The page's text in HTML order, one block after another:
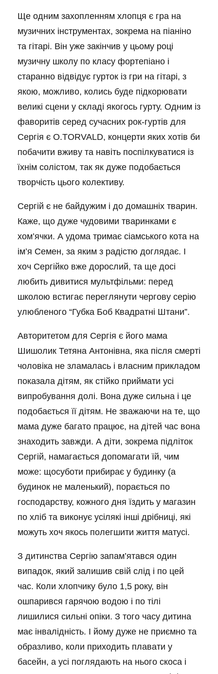
Ще одним захопленням хлопця є гра на
музичних інструментах, зокрема на піаніно
та гітарі. Він уже закінчив у цьому році
музичну школу по класу фортепіано і
старанно відвідує гурток із гри на гітарі, з
якою, можливо, колись буде підкорювати
великі сцени у складі якогось гурту. Одним із
фаворитів серед сучасних рок-гуртів для
Сергія є O.TORVALD, концерти яких хотів би
побачити вживу та навіть поспілкуватися із
їхнім солістом, так як дуже подобається
творчість цього колективу.
Сергій є не байдужим і до домашніх тварин.
Каже, що дуже чудовими тваринками є
хом’ячки. А удома тримає сіамського кота на
ім’я Семен, за яким з радістю доглядає. І
хоч Сергійко вже дорослий, та ще досі
любить дивитися мультфільми: перед
школою встигає переглянути чергову серію
улюбленого “Губка Боб Квадратні Штани”.
Авторитетом для Сергія є його мама
Шишолик Тетяна Антонівна, яка після смерті
чоловіка не зламалась і власним прикладом
показала дітям, як стійко приймати усі
випробування долі. Вона дуже сильна і це
подобається її дітям. Не зважаючи на те, що
мама дуже багато працює, на дітей час вона
знаходить завжди. А діти, зокрема підліток
Сергій, намагається допомагати їй, чим
може: щосуботи прибирає у будинку (а
будинок не маленький), порається по
господарству, кожного дня їздить у магазин
по хліб та виконує усілякі інші дрібниці, які
можуть хоч якось полегшити життя матусі.
З дитинства Сергію запам’ятався один
випадок, який залишив свій слід і по цей
час. Коли хлопчику було 1,5 року, він
ошпарився гарячою водою і по тілі
лишилися сильні опіки. З того часу дитина
має інвалідність. І йому дуже не приємно та
образливо, коли приходить плавати у
басейн, а усі поглядають на нього скоса і